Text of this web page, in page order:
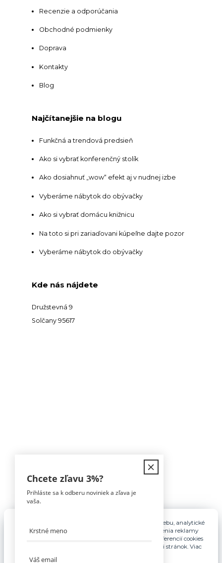
Recenzie a odporúčania
Obchodné podmienky
Doprava
Kontakty
Blog
Najčítanejšie na blogu
Funkčná a trendová predsieň
Ako si vybrať konferenčný stolík
Ako dosiahnuť „wow“ efekt aj v nudnej izbe
Vyberáme nábytok do obývačky
Ako si vybrať domácu knižnicu
Na toto si pri zariaďovani kúpeľne dajte pozor
Vyberáme nábytok do obývačky
Kde nás nájdete
Družstevná 9
Solčany 95617
Tomáš Hula
Pre základnú funkčnosť, spríjemnenie používania webu, analytické
účely a v prípade udelenia súhlasu aj na účely cielenia reklamy
využívame súbory cookies. Nastavenie vlastných preferencií cookies
môžete kedykoľvek upraviť odkazom v spodnej časti stránok. Viac
Chcete zľavu 3%?
Prihláste sa k odberu noviniek a zľava je
vaša.